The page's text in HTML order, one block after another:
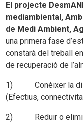
El projecte
mediambiental,
de Medi Ambient,
una primera fase
constarà del treball
de recuperació de
1) Conèixer la
(Efectius,
2) Reduir o